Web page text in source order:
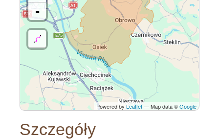
-
Powered by Leaflet— Map data ©Google
Szczegóły